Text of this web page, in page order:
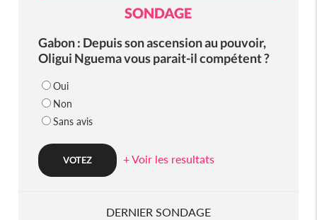
SONDAGE
Gabon : Depuis son ascension au pouvoir,
Oligui Nguema vous parait-il compétent ?
Oui
Non
Sans avis
+ Voir les resultats
DERNIER SONDAGE